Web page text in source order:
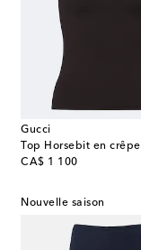
Gucci
Top Horsebit en crêpe
CA$ 1 100
original price
Nouvelle saison